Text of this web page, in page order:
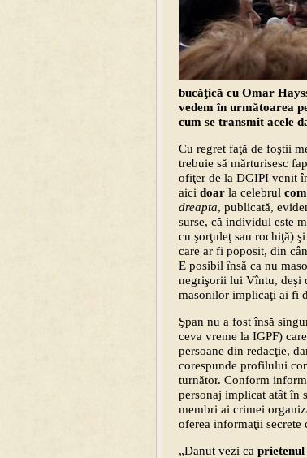
bucăţică cu Omar
vedem în următoarea
cum se transmit acele
Cu regret faţă de foştii
trebuie să mărturisesc
ofiţer de la DGIPI venit
aici doar la celebrul
dreapta, publicată,
surse, că individul este
cu şorţuleţ sau rochiţă)
care ar fi poposit, din
E posibil însă ca nu
negrişorii lui Vîntu, deşi
masonilor implicaţi ai fi
Şpan nu a fost însă
ceva vreme la IGPF)
persoane din redacţie,
corespunde profilului
turnător. Conform
personaj implicat atât în
membri ai crimei
oferea informaţii
„Danut vezi ca